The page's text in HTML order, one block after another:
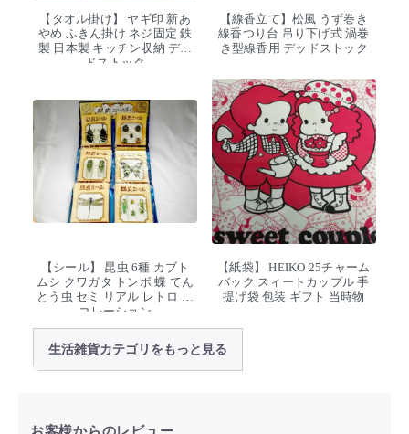
【タオル掛け】 ヤギ印 新あ
やめ ふきん掛け ネジ固定 鉄
製 日本製 キッチン収納 デッ
ドストック
【線香立て】松風 うず巻き
線香つり台 吊り下げ式 渦巻
き型線香用 デッドストック
【シール】 昆虫 6種 カブト
ムシ クワガタ トンボ 蝶 てん
とう虫 セミ リアル レトロ デ
コレーション
【紙袋】 HEIKO 25チャーム
バック スィートカップル 手
提げ袋 包装 ギフト 当時物
生活雑貨カテゴリをもっと見る
お客様からのレビュー